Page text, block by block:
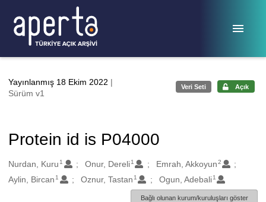
Yayınlanmış 18 Ekim 2022 |
Sürüm v1
Veri Seti Açık
Protein id is P04000
Oluşturanlar
Nurdan, Kuru 1 Onur, Dereli 1 Emrah, Akkoyun2
Aylin, Bircan 1 Oznur, Tastan 1 Ogun, Adebali 1
Bağlı olunan kurum/kuruluşları göster